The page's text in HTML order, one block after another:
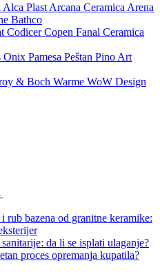
Alca Plast Arcana Ceramica Arena
Bathco
CodicerCopen Fanal Ceramica
Onix Pamesa Peštan Pino Art
& Boch Warme WoW Design
rub bazena od granitne keramike:
da li se isplati ulaganje?
proces opremanja kupatila?